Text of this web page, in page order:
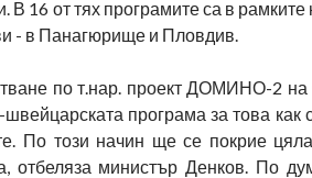
В 16 от тях програмите са в
- в Панагюрище и Пловдив.
по т.нар. проект ДОМИНО-2
програма за това как
По този начин ще се покрие
отбеляза министър Денков. По